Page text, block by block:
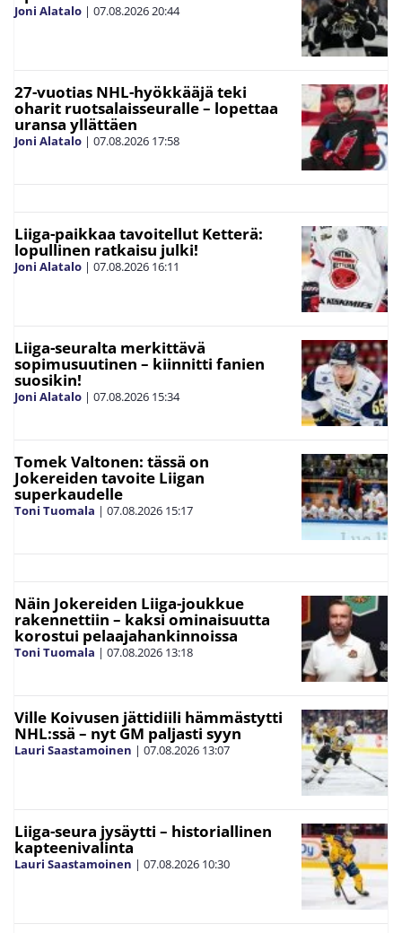
Joni Alatalo | 07.08.202620:44
27-vuotias NHL-hyökkääjä teki
oharit ruotsalaisseuralle – lopettaa
uransa yllättäen
Joni Alatalo | 07.08.2026 17:58
Liiga-paikkaa tavoitellut Ketterä:
lopullinen ratkaisu julki!
Joni Alatalo | 07.08.2026 16:11
Liiga-seuralta merkittävä
sopimusuutinen – kiinnitti fanien
suosikin!
Joni Alatalo | 07.08.2026 15:34
Tomek Valtonen: tässä on
Jokereiden tavoite Liigan
superkaudelle
Toni Tuomala | 07.08.2026 15:17
Näin Jokereiden Liiga-joukkue
rakennettiin – kaksi ominaisuutta
korostui pelaajahankinnoissa
Toni Tuomala | 07.08.2026 13:18
Ville Koivusen jättidiili hämmästytti
NHL:ssä – nyt GM paljasti syyn
Lauri Saastamoinen | 07.08.2026 13:07
Liiga-seura jysäytti – historiallinen
kapteenivalinta
Lauri Saastamoinen | 07.08.2026 10:30